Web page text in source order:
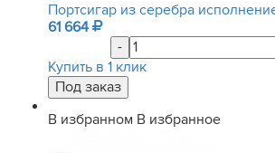
Портсигар из серебра
61 664
-
Купить в 1 клик
В избранном В избранное